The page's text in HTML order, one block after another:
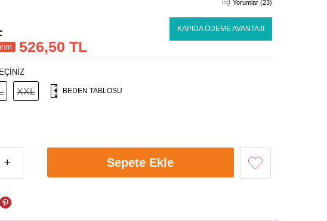
Yorumlar (23)
KAPIDA ÖDEME AVANTAJI
526,50 TL
XXL BEDEN TABLOSU
+ Sepete Ekle